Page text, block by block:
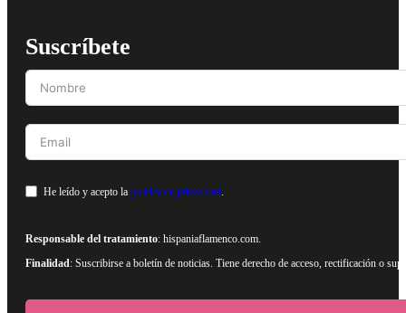
Suscríbete
He leído y acepto la política de privacidad.
Responsable del tratamiento: hispaniaflamenco.com.
Finalidad: Suscribirse a boletín de noticias. Tiene derecho de acceso, rectificación o